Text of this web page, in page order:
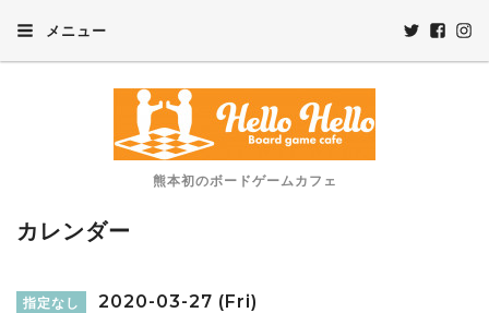
メニュー
熊本初のボードゲームカフェ
カレンダー
指定なし 2020-03-27 (Fri)